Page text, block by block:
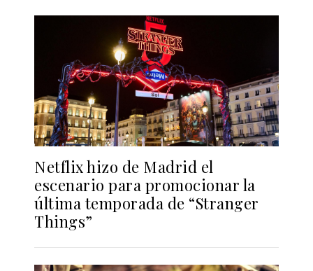
Netflix hizo de Madrid el
escenario para promocionar la
última temporada de “Stranger
Things”